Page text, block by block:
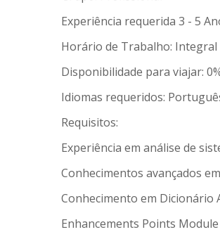
Experiência requerida 3 - 5
Horário de Trabalho: Integral
Disponibilidade para viajar:
Idiomas requeridos:
Requisitos:
Experiência em análise de
Conhecimentos avançados
Conhecimento em Dicionário
Enhancements Points